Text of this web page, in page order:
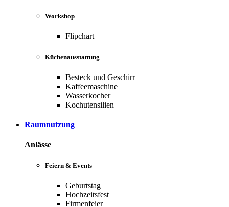
Workshop
Flipchart
Küchenausstattung
Besteck und Geschirr
Kaffeemaschine
Wasserkocher
Kochutensilien
Raumnutzung
Anlässe
Feiern & Events
Geburtstag
Hochzeitsfest
Firmenfeier